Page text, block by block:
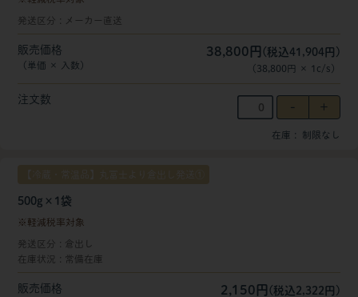
発送区分 メーカー直送
販売価格
（単価 × 入数）
38,800円 (税込41,904円)
（ 38,800円 × 1 c/s ）
注文数
在庫 制限なし
500g×1袋
軽減税率対象
発送区分
倉出し
在庫状況
常備在庫
販売価格 2,150円 (税込2,322円)